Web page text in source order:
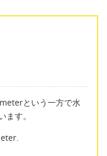
という一方で水
す。